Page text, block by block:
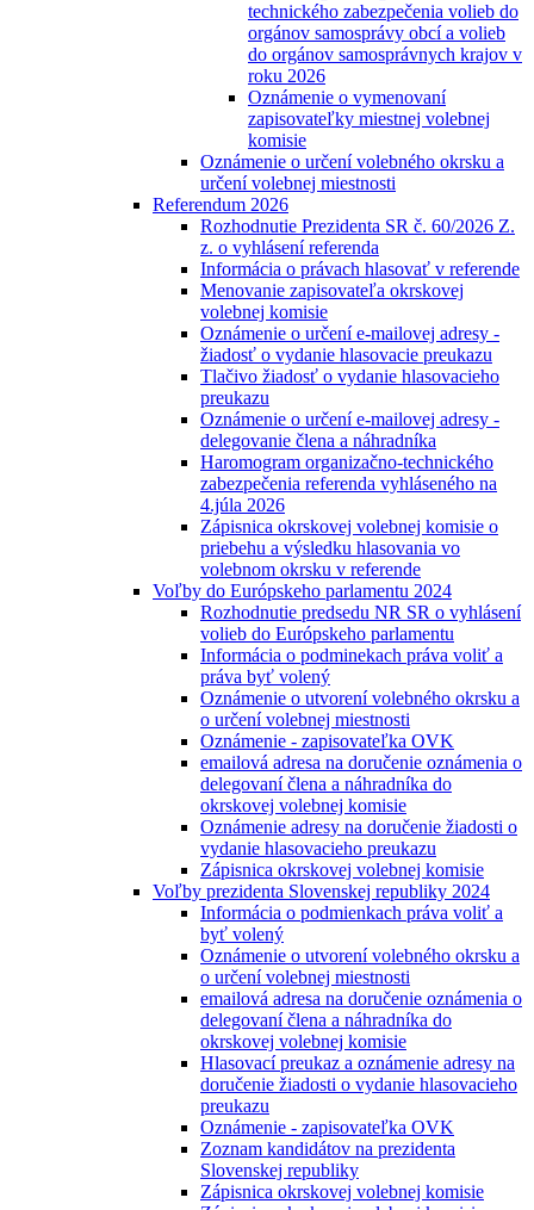
technického zabezpečenia volieb do
orgánov samosprávy obcí a volieb
do orgánov samosprávnych krajov v
roku 2026
Oznámenie o vymenovaní
zapisovateľky miestnej volebnej
komisie
Oznámenie o určení volebného okrsku a
určení volebnej miestnosti
Referendum 2026
Rozhodnutie Prezidenta SR č. 60/2026 Z.
z. o vyhlásení referenda
Informácia o právach hlasovať v referende
Menovanie zapisovateľa okrskovej
volebnej komisie
Oznámenie o určení e-mailovej adresy -
žiadosť o vydanie hlasovacie preukazu
Tlačivo žiadosť o vydanie hlasovacieho
preukazu
Oznámenie o určení e-mailovej adresy -
delegovanie člena a náhradníka
Haromogram organizačno-technického
zabezpečenia referenda vyhláseného na
4.júla 2026
Zápisnica okrskovej volebnej komisie o
priebehu a výsledku hlasovania vo
volebnom okrsku v referende
Voľby do Európskeho parlamentu 2024
Rozhodnutie predsedu NR SR o vyhlásení
volieb do Európskeho parlamentu
Informácia o podminekach práva voliť a
práva byť volený
Oznámenie o utvorení volebného okrsku a
o určení volebnej miestnosti
Oznámenie - zapisovateľka OVK
emailová adresa na doručenie oznámenia o
delegovaní člena a náhradníka do
okrskovej volebnej komisie
Oznámenie adresy na doručenie žiadosti o
vydanie hlasovacieho preukazu
Zápisnica okrskovej volebnej komisie
Voľby prezidenta Slovenskej republiky 2024
Informácia o podmienkach práva voliť a
byť volený
Oznámenie o utvorení volebného okrsku a
o určení volebnej miestnosti
emailová adresa na doručenie oznámenia o
delegovaní člena a náhradníka do
okrskovej volebnej komisie
Hlasovací preukaz a oznámenie adresy na
doručenie žiadosti o vydanie hlasovacieho
preukazu
Oznámenie - zapisovateľka OVK
Zoznam kandidátov na prezidenta
Slovenskej republiky
Zápisnica okrskovej volebnej komisie